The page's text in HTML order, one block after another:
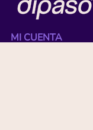
MI CUENTA